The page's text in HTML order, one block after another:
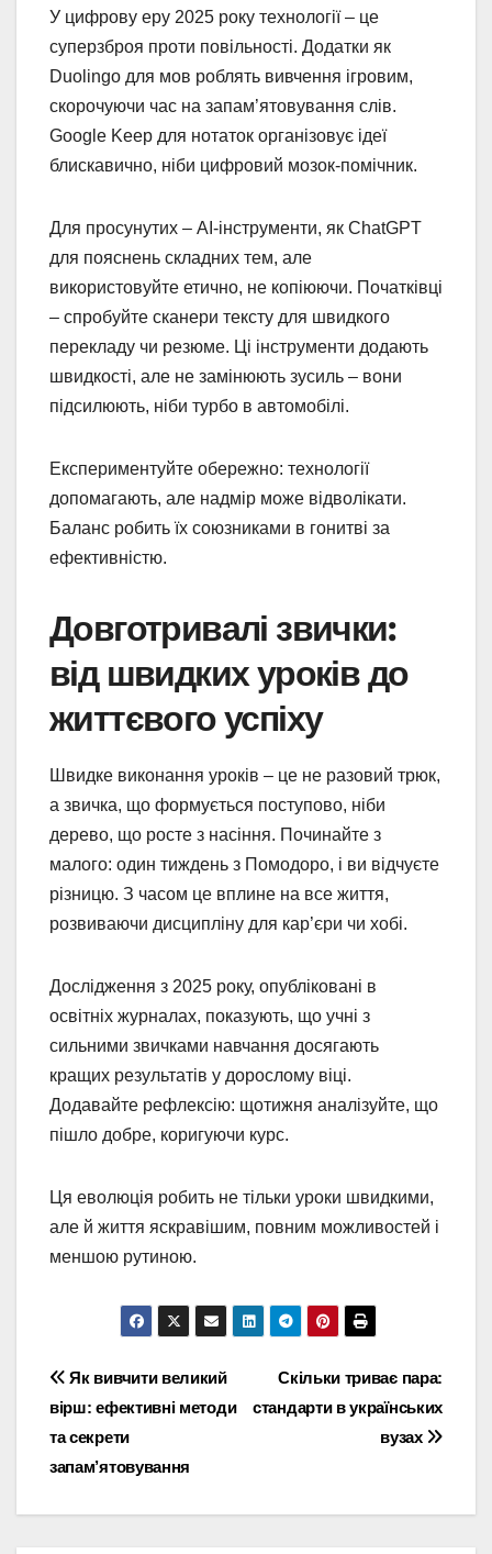
У цифрову еру 2025 року технології – це
суперзброя проти повільності. Додатки як
Duolingo для мов роблять вивчення ігровим,
скорочуючи час на запам’ятовування слів.
Google Keep для нотаток організовує ідеї
блискавично, ніби цифровий мозок-помічник.
Для просунутих – AI-інструменти, як ChatGPT
для пояснень складних тем, але
використовуйте етично, не копіюючи. Початківці
– спробуйте сканери тексту для швидкого
перекладу чи резюме. Ці інструменти додають
швидкості, але не замінюють зусиль – вони
підсилюють, ніби турбо в автомобілі.
Експериментуйте обережно: технології
допомагають, але надмір може відволікати.
Баланс робить їх союзниками в гонитві за
ефективністю.
Довготривалі звички:
від швидких уроків до
життєвого успіху
Швидке виконання уроків – це не разовий трюк,
а звичка, що формується поступово, ніби
дерево, що росте з насіння. Починайте з
малого: один тиждень з Помодоро, і ви відчуєте
різницю. З часом це вплине на все життя,
розвиваючи дисципліну для кар’єри чи хобі.
Дослідження з 2025 року, опубліковані в
освітніх журналах, показують, що учні з
сильними звичками навчання досягають
кращих результатів у дорослому віці.
Додавайте рефлексію: щотижня аналізуйте, що
пішло добре, коригуючи курс.
Ця еволюція робить не тільки уроки швидкими,
але й життя яскравішим, повним можливостей і
меншою рутиною.
Навігація
записів
Скільки триває пара:
стандарти в українських
вузах
Як вивчити великий
вірш: ефективні методи
та секрети
запам’ятовування